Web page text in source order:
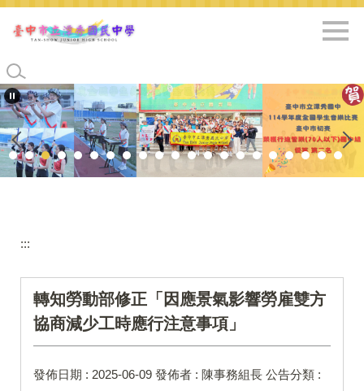
跳
到
要
內
容
區
:::
轉知勞動部修正「因應景氣影響勞雇雙方
協商減少工時應行注意事項」
發佈日期 : 2025-06-09 發佈者 : 陳事務組長 公告分類 :